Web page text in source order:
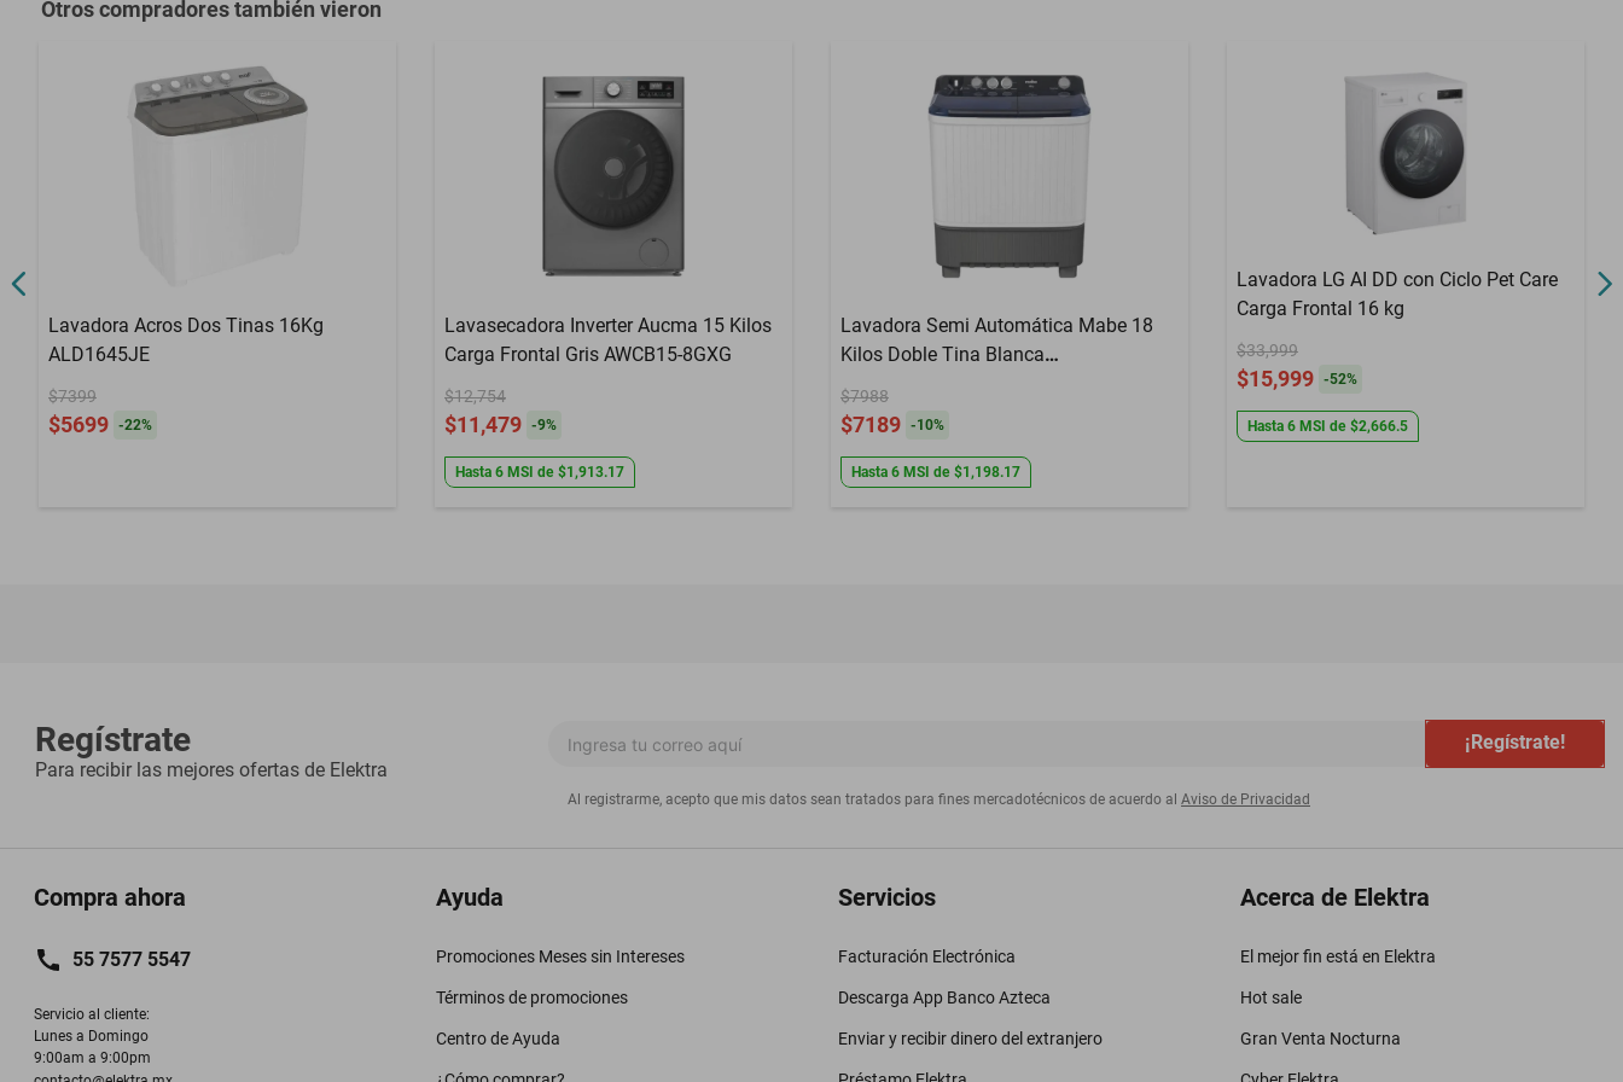
Otros compradores también vieron
Lavadora Acros Dos Tinas 16Kg
ALD1645JE
$7399
$5699 -22%
Lavasecadora Inverter Aucma 15 Kilos
Carga Frontal Gris AWCB15-8GXG
$12,754
$11,479 -9%
Hasta 6 MSI de $1,913.17
Lavadora Semi Automática Mabe 18
Kilos Doble Tina Blanca
$7988
$7189 -10%
Hasta 6 MSI de $1,198.17
Lavadora LG AI DD con Ciclo Pet Care
Carga Frontal 16 kg
$33,999
$15,999 -52%
Hasta 6 MSI de $2,666.5
Regístrate
Para recibir las mejores ofertas de Elektra
¡Regístrate!
Al registrarme, acepto que mis datos sean tratados para fines mercadotécnicos de acuerdo al Aviso de Privacidad
Compra ahora
55 7577 5547
Servicio al cliente:
Lunes a Domingo
9:00am a 9:00pm
Ayuda
Promociones Meses sin Intereses
Términos de promociones
Centro de Ayuda
Servicios
Facturación Electrónica
Descarga App Banco Azteca
Enviar y recibir dinero del extranjero
Acerca de Elektra
El mejor fin está en Elektra
Hot sale
Gran Venta Nocturna